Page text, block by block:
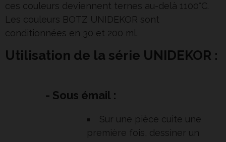
ces couleurs deviennent ternes au-delà 1100°C.
Les couleurs BOTZ UNIDEKOR sont
conditionnées en 30 et 200 ml.
Utilisation de la série UNIDEKOR :
- Sous émail :
Sur une pièce cuite une
première fois, dessiner un